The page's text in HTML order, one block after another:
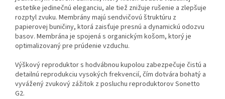
estetike jedinečnú eleganciu, ale tiež znižuje rušenie a zlepšuje
rozptyl zvuku. Membrány majú sendvičovú štruktúru z
papierovej buničiny, ktorá zaisťuje presnú a dynamickú odozvu
basov. Membrána je spojená s organickým košom, ktorý je
optimalizovaný pre prúdenie vzduchu.
Výškový reproduktor s hodvábnou kupolou zabezpečuje čistú a
detailnú reprodukciu vysokých frekvencií, čím dotvára bohatý a
vyvážený zvukový zážitok z posluchu reproduktorov Sonetto
G2.